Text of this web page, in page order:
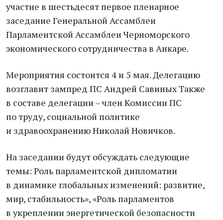
участие в шестьдесят первое пленарное
заседание Генеральной Ассамблеи
Парламентской Ассамблеи Черноморского
экономического сотрудничества в Анкаре.
Мероприятия состоится 4 и 5 мая. Делегацию
возглавит зампред ПС Андрей Савиных Также
в составе делегации – член Комиссии ПС
по труду, социальной политике
и здравоохранению Николай Новичков.
На заседании будут обсуждать следующие
темы: Роль парламентской дипломатии
в динамике глобальных изменений: развитие,
мир, стабильность», «Роль парламентов
в укреплении энергетической безопасности